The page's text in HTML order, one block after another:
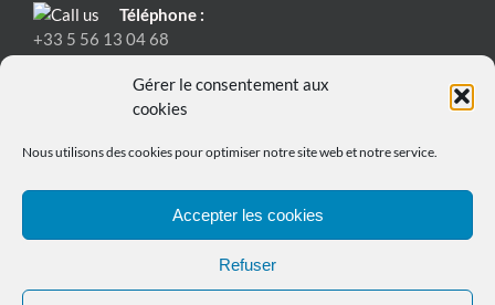
Gérer le consentement aux
cookies
Nous utilisons des cookies pour optimiser notre site web et notre service.
Accepter les cookies
Refuser
Téléphone :
+33 5 56 13 04 68
Email:
contact@bmspowersafe.com